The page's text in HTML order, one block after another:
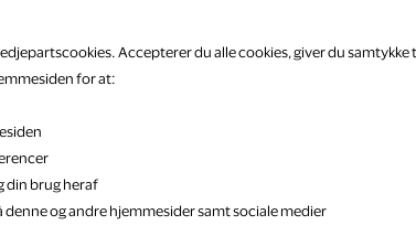
Accepterer du alle cookies, giver du samtykke
for at:
din brug heraf
denne og andre hjemmesider samt sociale medier